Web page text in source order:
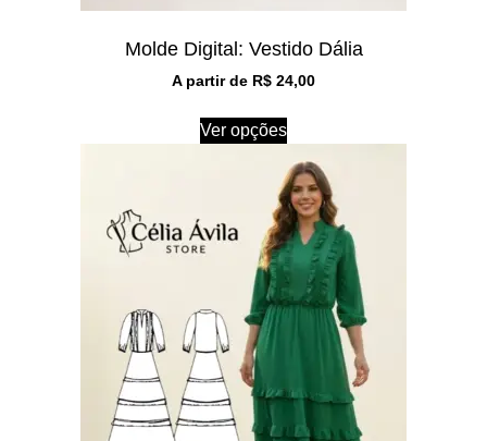
Molde Digital: Vestido Dália
A partir de R$ 24,00
Ver opções